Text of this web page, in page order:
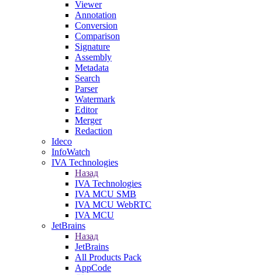
Viewer
Annotation
Conversion
Comparison
Signature
Assembly
Metadata
Search
Parser
Watermark
Editor
Merger
Redaction
Ideco
InfoWatch
IVA Technologies
Назад
IVA Technologies
IVA MCU SMB
IVA MCU WebRTC
IVA MCU
JetBrains
Назад
JetBrains
All Products Pack
AppCode